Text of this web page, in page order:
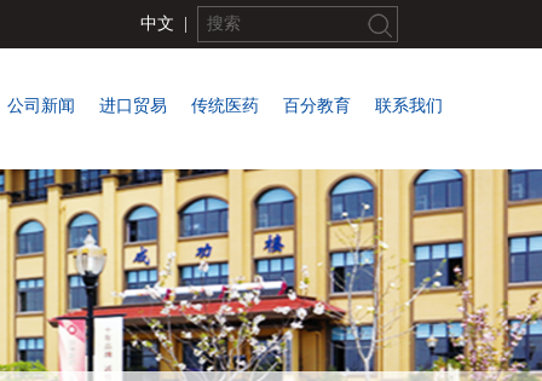
中文
公司新闻 进口贸易 传统医药 百分教育 联系我们